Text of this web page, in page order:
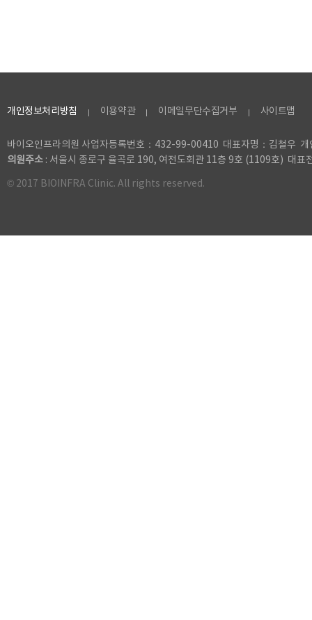
개인정보처리방침 이용약관 이메일무단수집거부 사이트맵
바이오인프라의원 사업자등록번호：432-99-00410 대표자명：김철우 개
의원주소 : 서울시 종로구 율곡로 190, 여전도회관 11층 9호 (1109호) 대
© 2017 BIOINFRA Clinic. All rights reserved.